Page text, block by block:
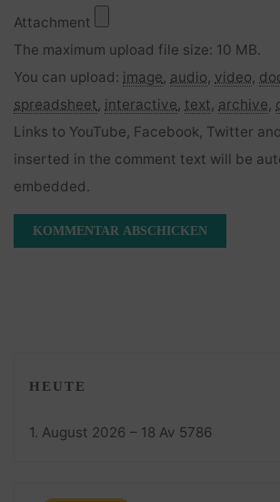
Attachment
The maximum upload file size: 10 MB.
You can upload: image, audio, video,
spreadsheet, interactive, text, archive,
Links to YouTube, Facebook, Twitter
inserted in the comment text will be
embedded.
HEUTE
1. August 2026 – 18 Av 5786